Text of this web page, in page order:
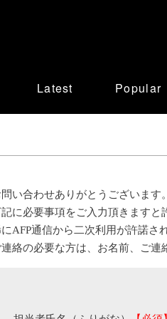
Latest Popular
い合わせありがとうございます。
に必要事項をご入力頂きますと
AFP通信から二次利用が許諾さ
連絡の必要な方は、お名前、ご連